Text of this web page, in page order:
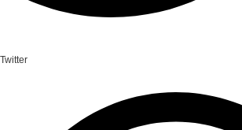
Twitter